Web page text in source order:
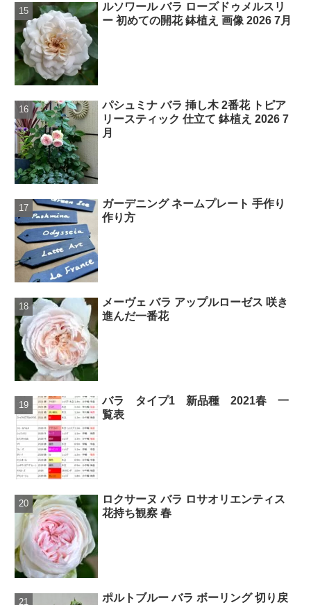
ルソワール バラ ローズドゥメルスリ
ー 初めての開花 鉢植え 画像 2026 7月
パシュミナ バラ 挿し木 2番花 トピア
リースティック 仕立て 鉢植え 2026 7
月
ガーデニング ネームプレート 手作り
作り方
メーヴェ バラ アップルローゼス 咲き
進んだ一番花
バラ タイプ1 新品種 2021春 一
覧表
ロクサーヌ バラ ロサオリエンティス
花持ち観察 春
ポルトブルー バラ ボーリング 切り戻